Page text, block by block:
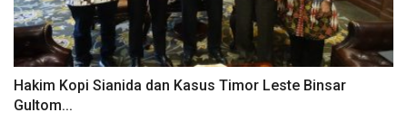
Hakim Kopi Sianida dan Kasus Timor Leste Binsar
Gultom...